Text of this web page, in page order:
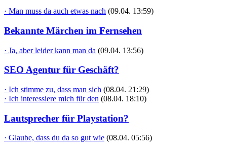
· Man muss da auch etwas nach (09.04. 13:59)
Bekannte Märchen im Fernsehen
· Ja, aber leider kann man da (09.04. 13:56)
SEO Agentur für Geschäft?
· Ich stimme zu, dass man sich (08.04. 21:29)
· Ich interessiere mich für den (08.04. 18:10)
Lautsprecher für Playstation?
· Glaube, dass du da so gut wie (08.04. 05:56)